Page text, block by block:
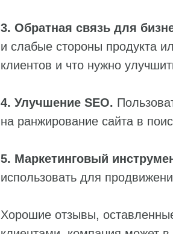
3. Обратная связь для
и слабые стороны продукта
клиентов и что нужно
4. Улучшение SEO.
на ранжирование сайта в
5. Маркетинговый
использовать для
Хорошие отзывы,